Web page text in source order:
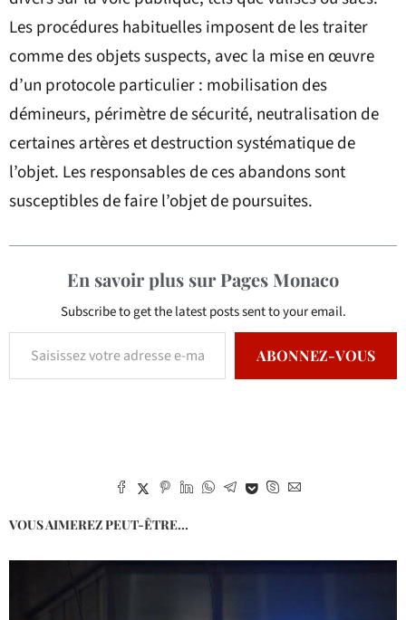
Les procédures habituelles imposent de les traiter
comme des objets suspects, avec la mise en œuvre
d’un protocole particulier : mobilisation des
démineurs, périmètre de sécurité, neutralisation de
certaines artères et destruction systématique de
l’objet. Les responsables de ces abandons sont
susceptibles de faire l’objet de poursuites.
En savoir plus sur Pages Monaco
Subscribe to get the latest posts sent to your email.
ABONNEZ-VOUS
VOUS AIMEREZ PEUT-ÊTRE...